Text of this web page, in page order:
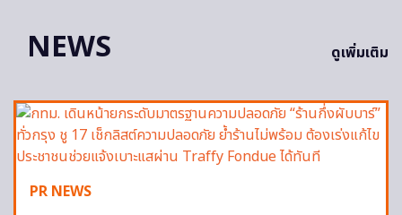
NEWS
ดูเพิ่มเติม
PR NEWS